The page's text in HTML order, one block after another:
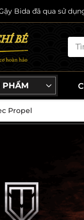
Bida đã qua sử
PHẨM
Propel